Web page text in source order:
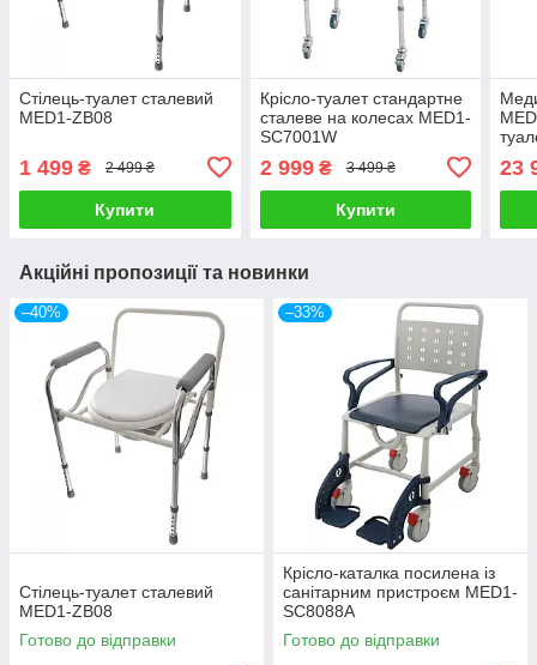
Стілець-туалет сталевий
MED1-ZB08
1 499 ₴ 2 499 ₴
Купити
Крісло-туалет стандартне
сталеве на колесах MED1-
SC7001W
2 999₴ 3 499 ₴
Купити
23
Акційні пропозиції та новинки
–40%
Стілець-туалет сталевий
MED1-ZB08
Готово до відправки
–33%
Крісло-каталка посилена із
санітарним пристроєм MED1-
SC8088A
Готово до відправки